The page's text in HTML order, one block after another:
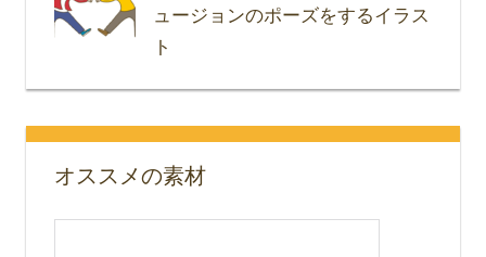
ュージョンのポーズをするイラス
ト
オススメの素材